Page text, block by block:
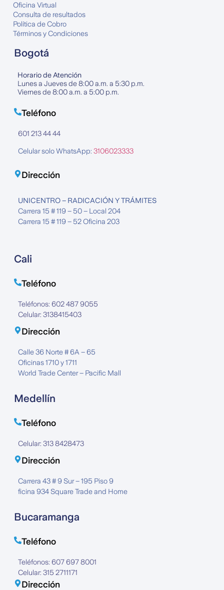
Oficina Virtual
Consulta de resultados
Política de Cobro
Términos y Condiciones
Bogotá
Horario de Atención
Lunes a Jueves de 8:00 a.m. a 5:30 p.m.
Viernes de 8:00 a.m. a 5:00 p.m.
Teléfono
601 213 44 44
Celular solo WhatsApp: 3106023333
Dirección
UNICENTRO – RADICACIÓN Y TRÁMITES
Carrera 15 # 119 – 50 – Local 204
Carrera 15 # 119 – 52 Oficina 203
Cali
Teléfono
Teléfonos: 602 487 9055
Celular: 3138415403
Dirección
Calle 36 Norte # 6A – 65
Oficinas 1710 y 1711
World Trade Center – Pacific Mall
Medellín
Teléfono
Celular: 313 8428473
Dirección
Carrera 43 # 9 Sur – 195 Piso 9
ficina 934 Square Trade and Home
Bucaramanga
Teléfono
Teléfonos: 607 697 8001
Celular: 315 2711171
Dirección